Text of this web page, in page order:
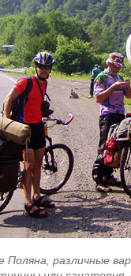
Поляна, различные